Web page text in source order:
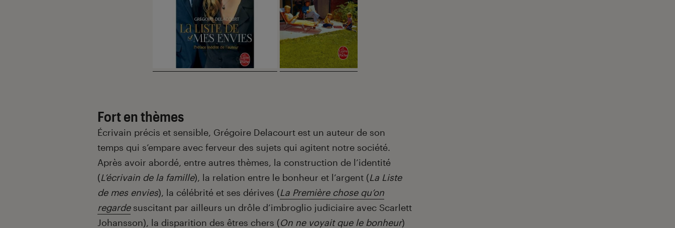
Fort en thèmes
Écrivain précis et sensible, Grégoire Delacourt est un auteur de son
temps qui s’empare avec ferveur des sujets qui agitent notre société.
Après avoir abordé, entre autres thèmes, la construction de l’identité
(L’écrivain de la famille), la relation entre le bonheur et l’argent (La Liste
de mes envies), la célébrité et ses dérives (La Première chose qu’on
regardesuscitant par ailleurs un drôle d’imbroglio judiciaire avec Scarlett
Johansson), la disparition des êtres chers (On ne voyait que le bonheur)